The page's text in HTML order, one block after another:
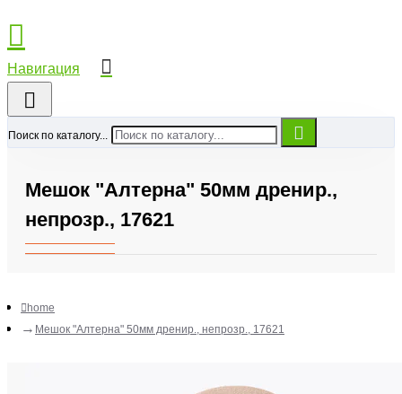
Поиск по каталогу...
Мешок "Алтерна" 50мм дренир.,
непрозр., 17621
home
Мешок "Алтерна" 50мм дренир., непрозр., 17621